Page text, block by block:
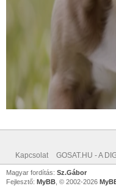
Kapcsolat GOSAT.HU - A
Magyar fordítás: Sz.Gábor
Fejlesztő: MyBB , © 2002-2026